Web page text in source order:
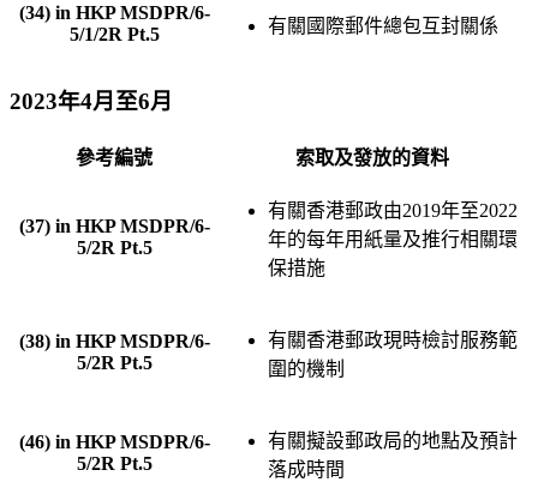
(34) in HKP MSDPR/6-
5/1/2R Pt.5
有關國際郵件總包互封關係
2023年4月至6月
參考編號 索取及發放的資料
(37) in HKP MSDPR/6-
5/2R Pt.5
有關香港郵政由2019年至2022
年的每年用紙量及推行相關環
保措施
(38) in HKP MSDPR/6-
5/2R Pt.5
有關香港郵政現時檢討服務範
圍的機制
(46) in HKP MSDPR/6-
5/2R Pt.5
有關擬設郵政局的地點及預計
落成時間